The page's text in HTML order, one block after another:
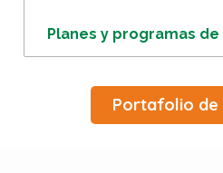
Planes y programas
Portafolio de